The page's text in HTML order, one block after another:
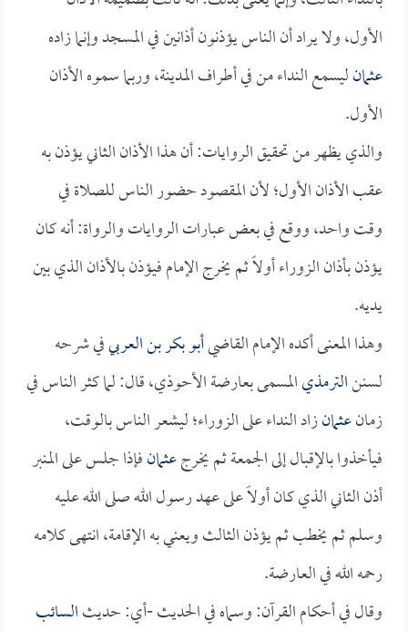
الأول، ولا يراد أن الناس يؤذنون أذانين في المسجد وإنما زاده
عثمانليسمع النداء من في أطراف المدينة، وربما سموه الأذان
الأول.
والذي يظهر من تحقيق الروايات: أن هذا الأذان الثاني يؤذن به
عقب الأذان الأول؛ لأن المقصود حضور الناس للصلاة في
وقت واحد، ووقع في بعض عبارات الروايات والرواة: أنه كان
يؤذن بأذان الزوراء أولاً ثم يخرج الإمام فيؤذن بالأذان الذي بين
يديه.
وهذا المعنى أكده الإمام القاضيأبو بكر بن العربيفي شرحه
لسننالترمذيالمسمى بعارضة الأحوذي، قال: لما كثر الناس في
زمانعثمانزاد النداء على الزوراء؛ ليشعر الناس بالوقت،
فيأخذوا بالإقبال إلى الجمعة ثم يخرجعثمانفإذا جلس على المنبر
أذن الثاني الذي كان أولاً على عهد رسول الله صلى الله عليه
وسلم ثم يخطب ثم يؤذن الثالث ويعني به الإقامة، انتهى كلامه
رحمه الله في العارضة.
وقال في أحكام القرآن: وسماه في الحديث -أي: حديثالسائب